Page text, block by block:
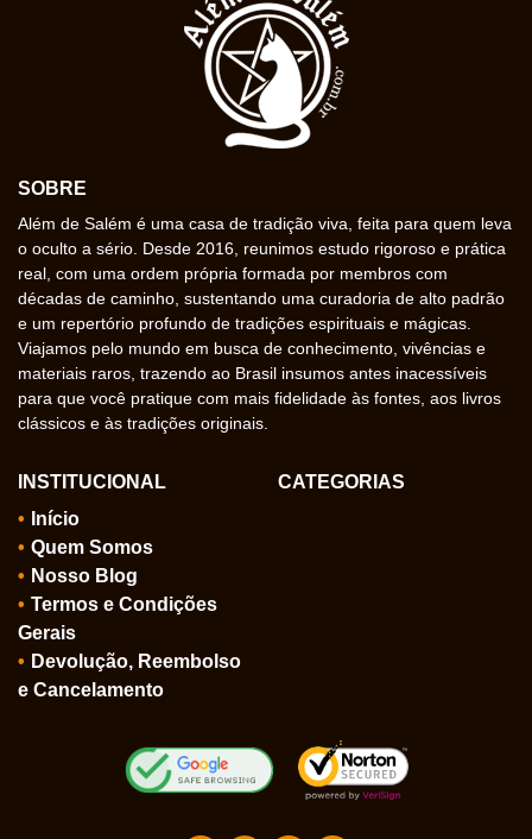
SOBRE
Além de Salém é uma casa de tradição viva, feita para quem leva
o oculto a sério. Desde 2016, reunimos estudo rigoroso e prática
real, com uma ordem própria formada por membros com
décadas de caminho, sustentando uma curadoria de alto padrão
e um repertório profundo de tradições espirituais e mágicas.
Viajamos pelo mundo em busca de conhecimento, vivências e
materiais raros, trazendo ao Brasil insumos antes inacessíveis
para que você pratique com mais fidelidade às fontes, aos livros
clássicos e às tradições originais.
INSTITUCIONAL
Início
Quem Somos
Nosso Blog
Termos e Condições
Gerais
Devolução, Reembolso
e Cancelamento
CATEGORIAS